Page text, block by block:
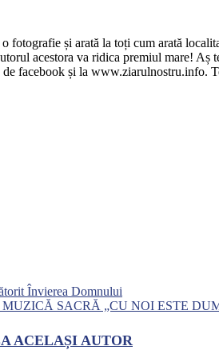
fotografie și arată la toți cum arată
acestora va ridica premiul mare!
facebook și la www.ziarulnostru.info.
Învierea Domnului
SACRĂ „CU NOI ESTE
ACELAȘI AUTOR